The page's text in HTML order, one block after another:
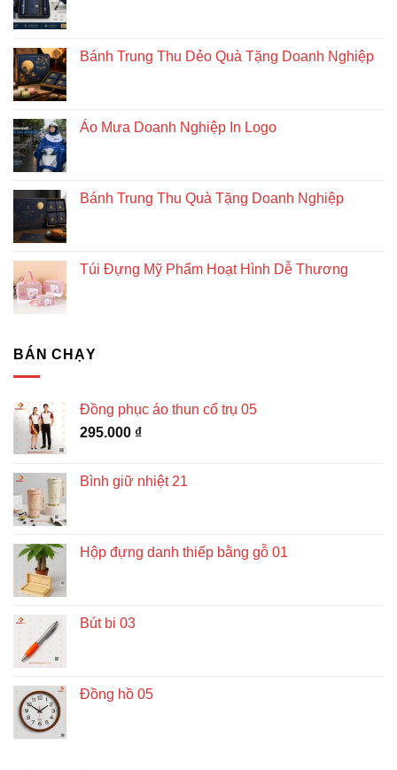
Bánh Trung Thu Dẻo Quà Tặng Doanh Nghiệp
Áo Mưa Doanh Nghiệp In Logo
Bánh Trung Thu Quà Tặng Doanh Nghiệp
Túi Đựng Mỹ Phẩm Hoạt Hình Dễ Thương
BÁN CHẠY
Đồng phục áo thun cổ trụ 05
295.000 ₫
Bình giữ nhiệt 21
Hộp đựng danh thiếp bằng gỗ 01
Bút bi 03
Đồng hồ 05